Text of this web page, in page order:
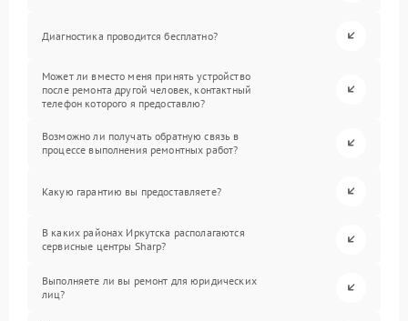
Диагностика проводится бесплатно?
Может ли вместо меня принять устройство
после ремонта другой человек, контактный
телефон которого я предоставлю?
Возможно ли получать обратную связь в
процессе выполнения ремонтных работ?
Какую гарантию вы предоставляете?
В каких районах Иркутска располагаются
сервисные центры Sharp?
Выполняете ли вы ремонт для юридических
лиц?